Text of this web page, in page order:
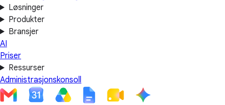
Løsninger
Produkter
Bransjer
AI
Priser
Ressurser
Administrasjonskonsoll